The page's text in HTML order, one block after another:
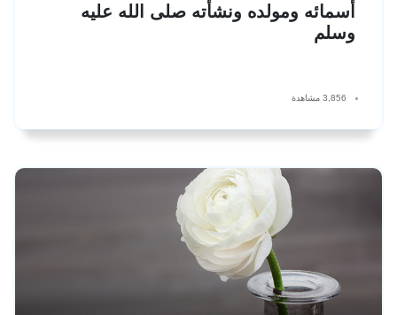
أسمائه ومولده ونشأته صلى الله عليه
وسلم
3,856 مشاهدة